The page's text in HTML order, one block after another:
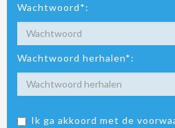
Wachtwoord*:
Wachtwoord herhalen*:
Ik ga akkoord met de